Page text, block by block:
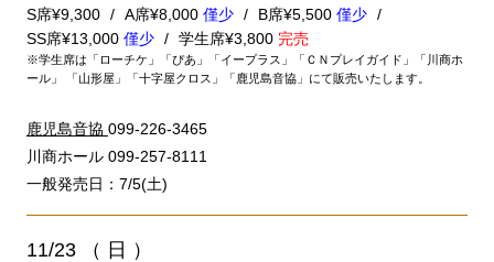
S席¥9,300
A席¥8,000 僅少 B席¥5,500 僅少
SS席¥13,000 僅少 学生席¥3,800 完売
※学生席は「ローチケ」「ぴあ」「イープラス」「ＣＮプレイガイド」「川商ホ
ール」 「山形屋」「十字屋クロス」「鹿児島音協」にて販売いたします。
鹿児島音協 099-226-3465
川商ホール 099-257-8111
一般発売日：7/5(土)
11/23 （ 日 ）